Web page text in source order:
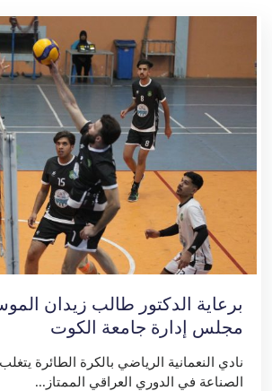
برعاية الدكتور طالب زيدان
مجلس إدارة جامعة الكوت
نادي النعمانية الرياضي بالكرة الطائرة يتغلب على نادي
الصناعة في الدوري العراقي الممتاز...